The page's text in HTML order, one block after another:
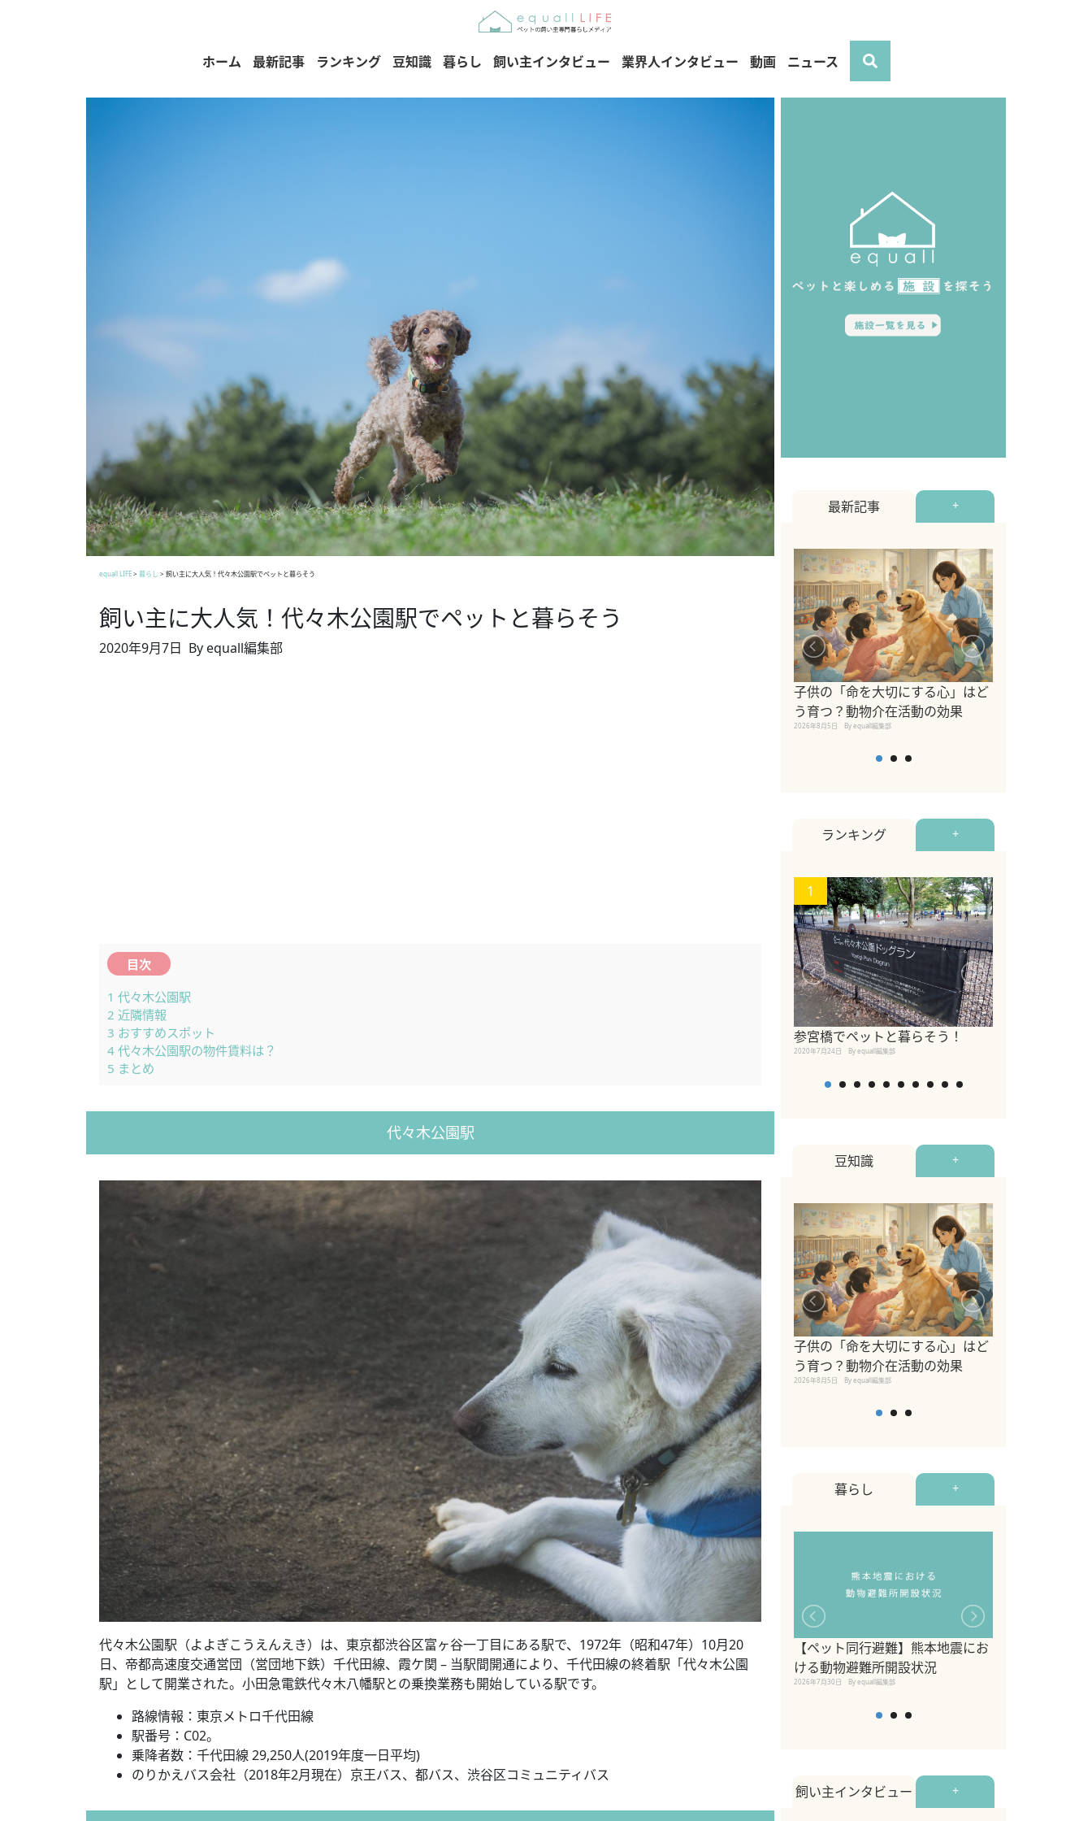
ホーム 最新記事 ランキング 豆知識 暮らし 飼い主インタビュー 業界人インタビュー 動画 ニュース
equall LIFE> 暮らし > 飼い主に大人気！代々木公園駅でペットと暮らそう
飼い主に大人気！代々木公園駅でペットと暮らそう
2020年9月7日 By equall編集部
目次
1 代々木公園駅
2 近隣情報
3 おすすめスポット
4 代々木公園駅の物件賃料は？
5 まとめ
代々木公園駅
代々木公園駅（よよぎこうえんえき）は、東京都渋谷区富ヶ谷一丁目にある駅で、1972年（昭和47年）10月20
日、帝都高速度交通営団（営団地下鉄）千代田線、霞ケ関 – 当駅間開通により、千代田線の終着駅「代々木公園
駅」として開業された。小田急電鉄代々木八幡駅との乗換業務も開始している駅です。
路線情報：東京メトロ千代田線
駅番号：C02。
乗降者数：千代田線 29,250人(2019年度一日平均)
のりかえバス会社（2018年2月現在）京王バス、都バス、渋谷区コミュニティバス
最新記事 +
子供の「命を大切にする心」はど
う育つ？動物介在活動の効果
2026年8月5日 By equall編集部
ランキング +
1
参宮橋でペットと暮らそう！
2020年7月24日 By equall編集部
豆知識 +
子供の「命を大切にする心」はど
う育つ？動物介在活動の効果
2026年8月5日 By equall編集部
暮らし +
【ペット同行避難】熊本地震にお
ける動物避難所開設状況
2026年7月30日 By equall編集部
飼い主インタビュー +